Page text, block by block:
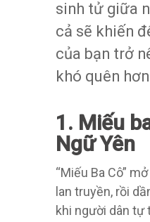
sinh tử giữa
cả sẽ khiến
của bạn trở
khó quên
1. Miếu
Ngữ Yên
“Miếu Ba Cô”
lan truyền, rồi
khi người dân tự